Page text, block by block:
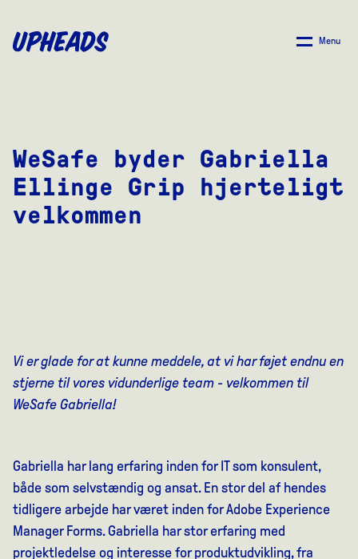
HOVEDINDHOLD
Menu
WeSafe byder Gabriella
Ellinge Grip hjerteligt
velkommen
Vi er glade for at kunne meddele, at vi har føjet endnu en
stjerne til vores vidunderlige team - velkommen til
WeSafe Gabriella!
Gabriella har lang erfaring inden for IT som konsulent,
både som selvstændig og ansat. En stor del af hendes
tidligere arbejde har været inden for Adobe Experience
Manager Forms. Gabriella har stor erfaring med
projektledelse og interesse for produktudvikling, fra